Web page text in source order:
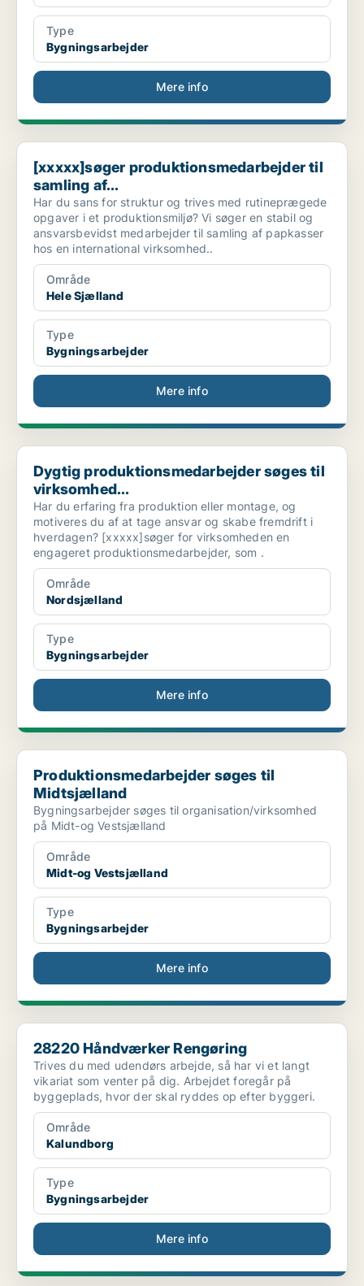
Type
Bygningsarbejder
Mere info
[xxxxx]søger produktionsmedarbejder til samling af...
[xxxxx]søger produktionsmedarbejder til
samling af...
Har du sans for struktur og trives med rutineprægede
opgaver i et produktionsmiljø? Vi søger en stabil og
ansvarsbevidst medarbejder til samling af papkasser
hos en international virksomhed..
Område
Hele Sjælland
Type
Bygningsarbejder
Mere info
Dygtig produktionsmedarbejder søges til virksomhed...
Dygtig produktionsmedarbejder søges til
virksomhed...
Har du erfaring fra produktion eller montage, og
motiveres du af at tage ansvar og skabe fremdrift i
hverdagen? [xxxxx]søger for virksomheden en
engageret produktionsmedarbejder, som .
Område
Nordsjælland
Type
Bygningsarbejder
Mere info
Produktionsmedarbejder søges til Midtsjælland
Produktionsmedarbejder søges til
Midtsjælland
Bygningsarbejder søges til organisation/virksomhed
på Midt-og Vestsjælland
Område
Midt-og Vestsjælland
Type
Bygningsarbejder
Mere info
28220 Håndværker Rengøring
28220 Håndværker Rengøring
Trives du med udendørs arbejde, så har vi et langt
vikariat som venter på dig. Arbejdet foregår på
byggeplads, hvor der skal ryddes op efter byggeri.
Område
Kalundborg
Type
Bygningsarbejder
Mere info